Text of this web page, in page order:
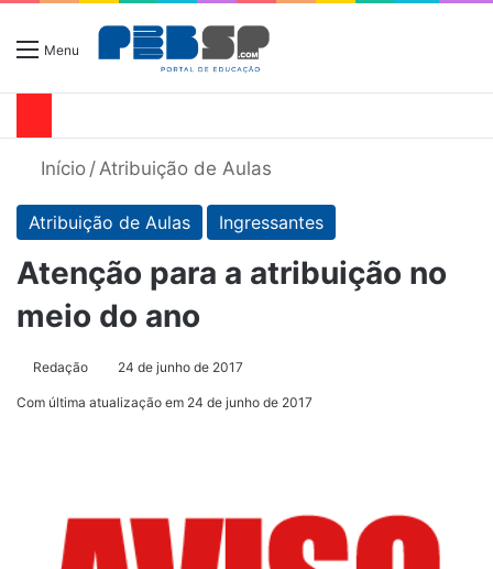
Menu
Início /Atribuição de Aulas
Atribuição de Aulas Ingressantes
Atenção para a atribuição no
meio do ano
Redação 24 de junho de 2017
Com última atualização em 24 de junho de 2017